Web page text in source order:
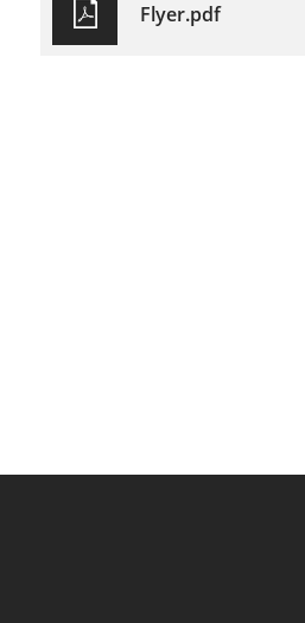
Flyer.pdf